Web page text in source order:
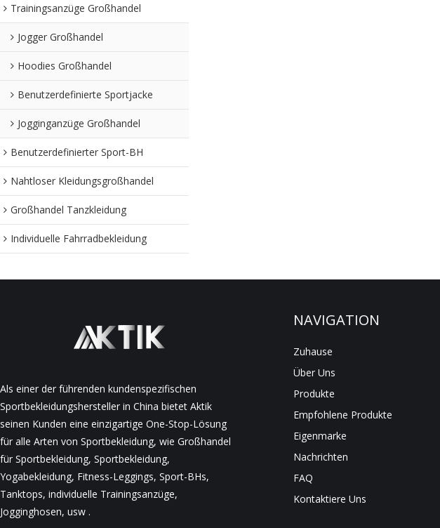
Trainingsanzüge Großhandel
Jogger Großhandel
Hoodies Großhandel
Benutzerdefinierte Sportjacke
Jogginganzüge Großhandel
Benutzerdefinierter Sport-BH
Nahtloser Kleidungsgroßhandel
Großhandel Tanzkleidung
Individuelle Fahrradbekleidung
Als einer der führenden kundenspezifischen
Sportbekleidungshersteller in China bietet Aktik
seinen Kunden eine einzigartige One-Stop-Lösung
für alle Arten von Sportbekleidung, wie Großhandel
für Sportbekleidung, Sportbekleidung,
Yogabekleidung, Fitness-Leggings, Sport-BHs,
Tanktops, individuelle Trainingsanzüge,
Jogginghosen, usw .
NAVIGATION
Zuhause
Über Uns
Produkte
Empfohlene Produkte
Eigenmarke
Nachrichten
FAQ
Kontaktiere Uns